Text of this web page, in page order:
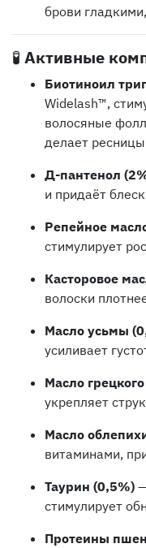
брови
🧪 Активные
Биотиноил
Widelash™,
волосяные
делает
Д-пантенол
и придаёт
Репейное
стимулирует
Касторовое
волоски
Масло усьмы
усиливает
Масло
укрепляет
Масло
витаминами,
Таурин (0,5%)
стимулирует
Протеины